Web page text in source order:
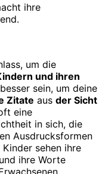
ihre
um die
und ihren
sein, um deine
Zitate aus der Sicht
eine
in sich, die
Ausdrucksformen
sehen ihre
ihre Worte